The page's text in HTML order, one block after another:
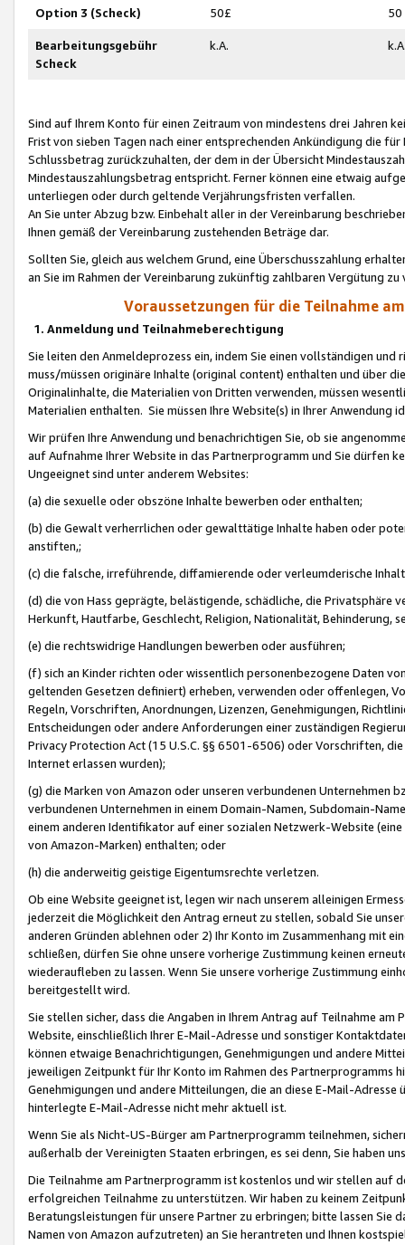
Option 3 (Scheck) 50£ 50
Bearbeitungsgebühr
Scheck
k.A.
Sind auf Ihrem Konto für einen Zeitraum von mindestens drei Jahren
Frist von sieben Tagen nach einer entsprechenden Ankündigung die
Schlussbetrag zurückzuhalten, der dem in der Übersicht
Mindestauszahlungsbetrag entspricht. Ferner können eine etwaig
unterliegen oder durch geltende Verjährungsfristen verfallen.
An Sie unter Abzug bzw. Einbehalt aller in der Vereinbarung
Ihnen gemäß der Vereinbarung zustehenden Beträge dar.
Sollten Sie, gleich aus welchem Grund, eine Überschusszahlung
an Sie im Rahmen der Vereinbarung zukünftig zahlbaren Vergütung zu
Voraussetzungen für die Teilnahme
1. Anmeldung und Teilnahmeberechtigung
Sie leiten den Anmeldeprozess ein, indem Sie einen vollständigen
muss/müssen originäre Inhalte (original content) enthalten und über
Originalinhalte, die Materialien von Dritten verwenden, müssen
Materialien enthalten. Sie müssen Ihre Website(s) in Ihrer Anwendung
Wir prüfen Ihre Anwendung und benachrichtigen Sie, ob sie
auf Aufnahme Ihrer Website in das Partnerprogramm und Sie dürfen
Ungeeignet sind unter anderem Websites:
(a) die sexuelle oder obszöne Inhalte bewerben oder enthalten;
(b) die Gewalt verherrlichen oder gewalttätige Inhalte haben oder
anstiften,;
(c) die falsche, irreführende, diffamierende oder verleumderische
(d) die von Hass geprägte, belästigende, schädliche, die Privatsphäre
Herkunft, Hautfarbe, Geschlecht, Religion, Nationalität, Behinderung,
(e) die rechtswidrige Handlungen bewerben oder ausführen;
(f) sich an Kinder richten oder wissentlich personenbezogene Daten
geltenden Gesetzen definiert) erheben, verwenden oder offenlegen,
Regeln, Vorschriften, Anordnungen, Lizenzen, Genehmigungen,
Entscheidungen oder andere Anforderungen einer zuständigen
Privacy Protection Act (15 U.S.C. §§ 6501-6506) oder Vorschriften,
Internet erlassen wurden);
(g) die Marken von Amazon oder unseren verbundenen Unternehmen
verbundenen Unternehmen in einem Domain-Namen, Subdomain-
einem anderen Identifikator auf einer sozialen Netzwerk-Website
von Amazon-Marken) enthalten; oder
(h) die anderweitig geistige Eigentumsrechte verletzen.
Ob eine Website geeignet ist, legen wir nach unserem alleinigen
jederzeit die Möglichkeit den Antrag erneut zu stellen, sobald Sie
anderen Gründen ablehnen oder 2) Ihr Konto im Zusammenhang mit
schließen, dürfen Sie ohne unsere vorherige Zustimmung keinen
wiederaufleben zu lassen. Wenn Sie unsere vorherige Zustimmung
bereitgestellt wird.
Sie stellen sicher, dass die Angaben in Ihrem Antrag auf Teilnahme
Website, einschließlich Ihrer E-Mail-Adresse und sonstiger
können etwaige Benachrichtigungen, Genehmigungen und andere
jeweiligen Zeitpunkt für Ihr Konto im Rahmen des Partnerprogramms
Genehmigungen und andere Mitteilungen, die an diese E-Mail-
hinterlegte E-Mail-Adresse nicht mehr aktuell ist.
Wenn Sie als Nicht-US-Bürger am Partnerprogramm teilnehmen,
außerhalb der Vereinigten Staaten erbringen, es sei denn, Sie haben
Die Teilnahme am Partnerprogramm ist kostenlos und wir stellen auf
erfolgreichen Teilnahme zu unterstützen. Wir haben zu keinem
Beratungsleistungen für unsere Partner zu erbringen; bitte lassen Sie
Namen von Amazon aufzutreten) an Sie herantreten und Ihnen